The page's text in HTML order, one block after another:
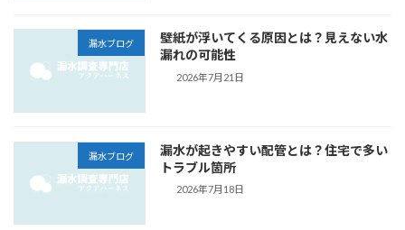
漏水ブログ
壁紙が浮いてくる原因とは？見えない水
漏れの可能性
2026年7月21日
漏水ブログ
漏水が起きやすい配管とは？住宅で多い
トラブル箇所
2026年7月18日